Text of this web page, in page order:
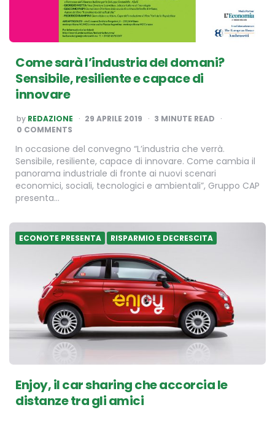
Come sarà l’industria del domani?
Sensibile, resiliente e capace di
innovare
POSTED
BY
by REDAZIONE 29 APRILE 2019 3 MINUTE READ
0 COMMENTS
In occasione del convegno “L’industria che verrà.
Sensibile, resiliente, capace di innovare. Come cambia il
panorama industriale di fronte ai nuovi scenari
economici, sociali, tecnologici e ambientali”, Gruppo CAP
presenta…
ECONOTE PRESENTA RISPARMIO E DECRESCITA
Enjoy, il car sharing che accorcia le
distanze tra gli amici